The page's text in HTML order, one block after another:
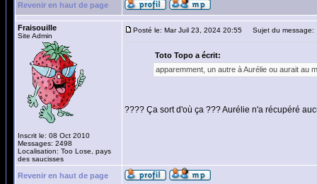
Revenir en haut de page
Fraisouille
Site Admin
Inscrit le: 08 Oct 2010
Messages: 2498
Localisation: Too Lose, pays
des saucisses
Posté le: Mar Juil 23, 2024 20:55 Sujet du message:
Toto Topo a écrit:
apparemment, un autre à Aurélie ou aurait au
???? Ça sort d'où ça ??? Aurélie n'a récupéré
Revenir en haut de page